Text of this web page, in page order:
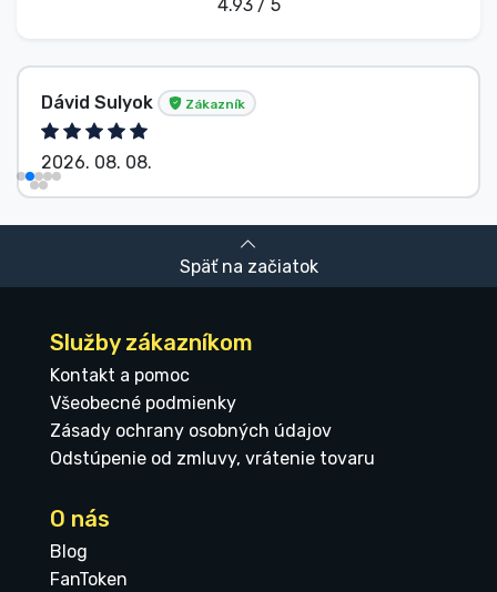
4.93 / 5
Dávid Sulyok Zákazník
2026. 08. 08.
Späť na začiatok
Služby zákazníkom
Kontakt a pomoc
Všeobecné podmienky
Zásady ochrany osobných údajov
Odstúpenie od zmluvy, vrátenie tovaru
O nás
Blog
FanToken